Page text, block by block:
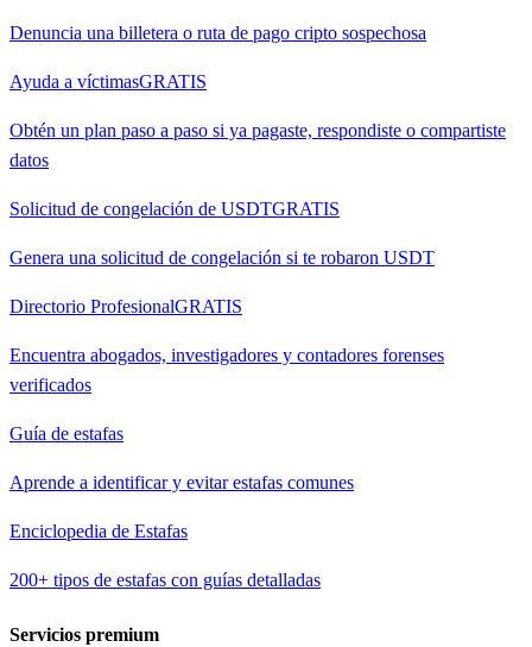
Denuncia una billetera o ruta de pago cripto sospechosa
Ayuda a víctimasGRATIS
Obtén un plan paso a paso si ya pagaste, respondiste o compartiste
datos
Solicitud de congelación de USDTGRATIS
Genera una solicitud de congelación si te robaron USDT
Directorio ProfesionalGRATIS
Encuentra abogados, investigadores y contadores forenses
verificados
Guía de estafas
Aprende a identificar y evitar estafas comunes
Enciclopedia de Estafas
200+ tipos de estafas con guías detalladas
Servicios premium